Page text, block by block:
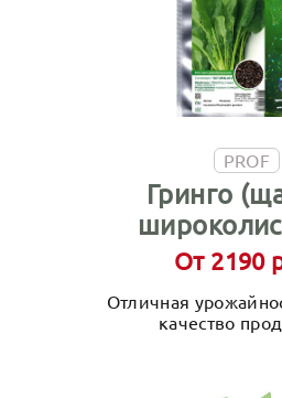
PROF
Гринго
От 2190
Отличная
качество